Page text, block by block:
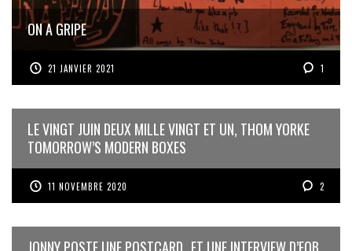
ON A GRIPE
21 JANVIER 2021 1
LE VINGT JUIN DEUX MILLE VINGT ET UN, THOM YORKE
TOMORROW’S MODERN BOXES
11 NOVEMBRE 2020 2